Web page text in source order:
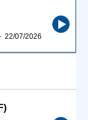
22/07/2026